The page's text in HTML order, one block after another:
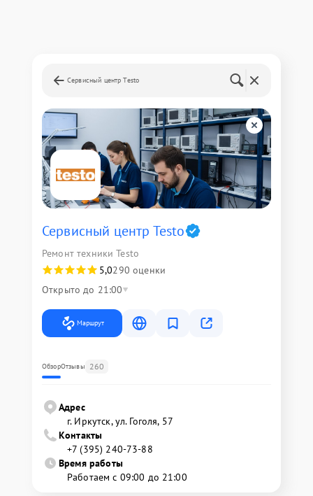
Сервисный центр Testo
Сервисный центр Testo
Ремонт техники Testo
5,0290 оценки
Открыто до 21:00
Маршрут
ОбзорОтзывы 260
Адрес
г. Иркутск, ул. ​Гоголя, 57
Контакты
+7 (395) 240-73-88
Время работы
Работаем с 09:00 до 21:00